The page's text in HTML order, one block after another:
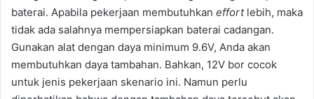
baterai. Apabila pekerjaan membutuhkan effortlebih, maka
tidak ada salahnya mempersiapkan baterai cadangan.
Gunakan alat dengan daya minimum 9.6V, Anda akan
membutuhkan daya tambahan. Bahkan, 12V bor cocok
untuk jenis pekerjaan skenario ini. Namun perlu